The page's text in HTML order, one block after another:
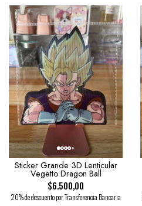
Sticker Grande 3D Lenticular
Vegetto Dragon Ball
$6.500,00
20% de descuento por Transferencia Bancaria